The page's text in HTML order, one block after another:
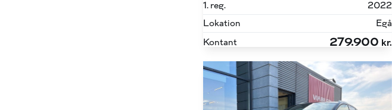
1. reg.
2022
Lokation
Egå
Kontant
279.900 kr.